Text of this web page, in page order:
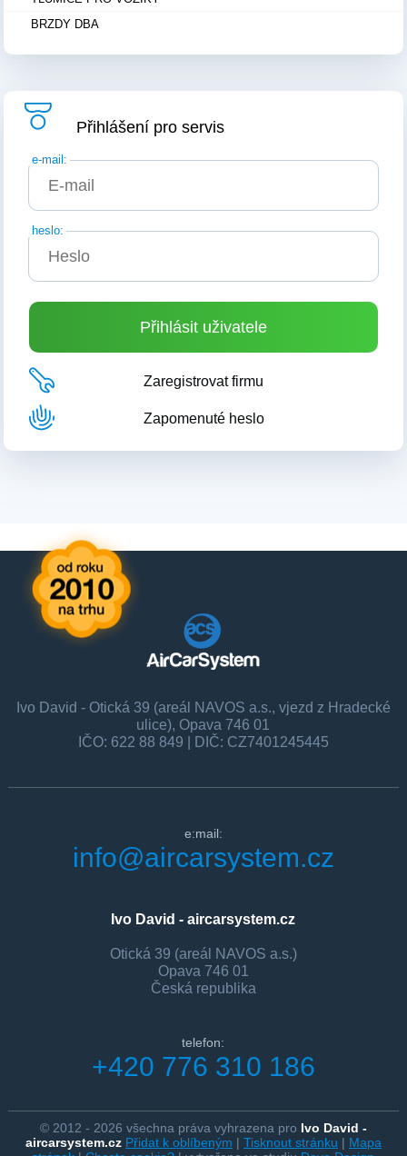
BRZDY DBA
Přihlášení pro servis
e-mail:
heslo:
Zaregistrovat firmu
Zapomenuté heslo
Ivo David - Otická 39 (areál NAVOS a.s., vjezd z Hradecké
ulice), Opava 746 01
IČO: 622 88 849 | DIČ: CZ7401245445
e:mail:
info@aircarsystem.cz
Ivo David - aircarsystem.cz
Otická 39 (areál NAVOS a.s.)
Opava 746 01
Česká republika
telefon:
+420 776 310 186
© 2012 - 2026 všechna práva vyhrazena pro Ivo David -
aircarsystem.cz Přidat k oblíbeným | Tisknout stránku | Mapa